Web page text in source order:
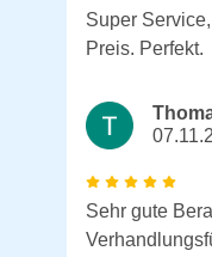
Super
Preis. Perfekt.
Sehr gute